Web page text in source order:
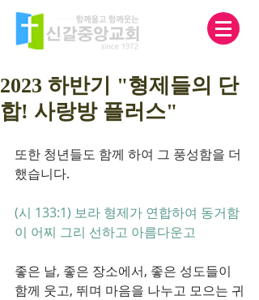
2023 하반기 "형제들의 단
합! 사랑방 플러스"
또한 청년들도 함께 하여 그 풍성함을 더
했습니다.
(시 133:1) 보라 형제가 연합하여 동거함
이 어찌 그리 선하고 아름다운고
좋은 날, 좋은 장소에서, 좋은 성도들이
함께 웃고, 뛰며 마음을 나누고 모으는 귀